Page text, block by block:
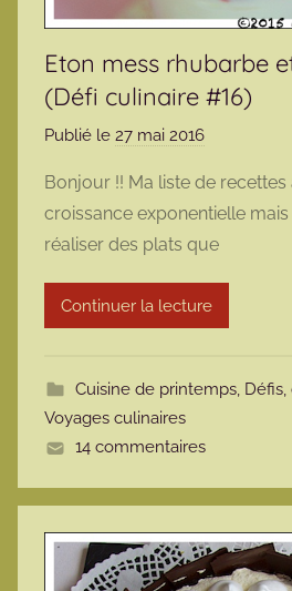
Eton mess rhubarbe
(Défi culinaire #16)
Publié le 27 mai 2016
r
m
a
r
m
t
Bonjour !! Ma liste de
croissance exponentielle mais
réaliser des plats que
Continuer la lecture
Cuisine de printemps,
Voyages culinaires
14 commentaires